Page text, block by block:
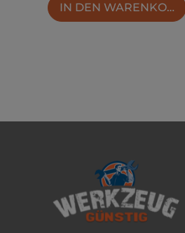
IN DEN WARENKORB